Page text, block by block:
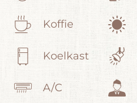
Koffie
Koelkast
A/C